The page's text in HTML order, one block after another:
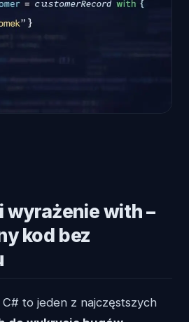
wyrażenie with –
kod bez
to jeden z najczęstszych